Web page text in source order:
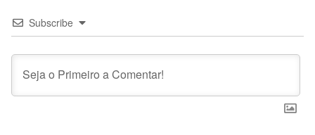
Subscribe